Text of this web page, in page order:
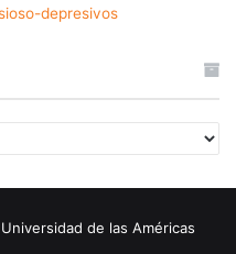
depresivos
de las Américas